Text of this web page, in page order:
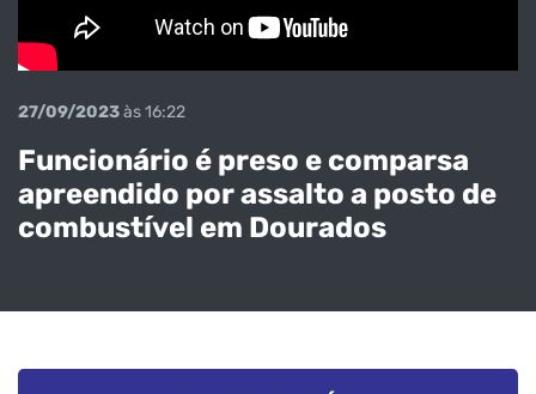
27/09/2023às 16:22
Funcionário é preso e comparsa
apreendido por assalto a posto de
combustível em Dourados
Veja o